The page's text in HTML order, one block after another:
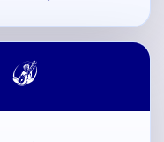
